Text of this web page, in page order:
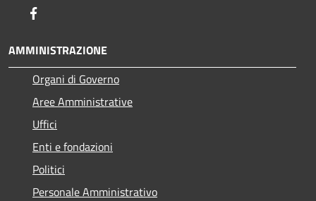
AMMINISTRAZIONE
Organi di Governo
Aree Amministrative
Uffici
Enti e fondazioni
Politici
Personale Amministrativo